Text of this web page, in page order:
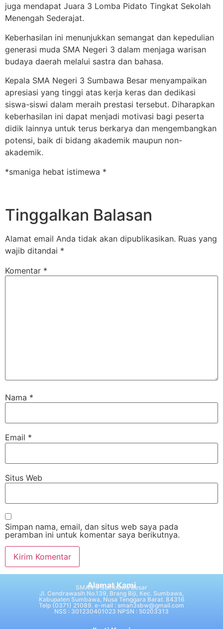
juga mendapat Juara 3 Lomba Pidato Tingkat Sekolah
Menengah Sederajat.
Keberhasilan ini menunjukkan semangat dan kepedulian
generasi muda SMA Negeri 3 dalam menjaga warisan
budaya daerah melalui sastra dan bahasa.
Kepala SMA Negeri 3 Sumbawa Besar menyampaikan
apresiasi yang tinggi atas kerja keras dan dedikasi
siswa-siswi dalam meraih prestasi tersebut. Diharapkan
keberhasilan ini dapat menjadi motivasi bagi peserta
didik lainnya untuk terus berkarya dan mengembangkan
potensi, baik di bidang akademik maupun non-
akademik.
*smaniga hebat istimewa *
Tinggalkan Balasan
Alamat email Anda tidak akan dipublikasikan. Ruas yang
wajib ditandai *
Komentar *
Nama *
Email *
Situs Web
Simpan nama, email, dan situs web saya pada
peramban ini untuk komentar saya berikutnya.
Alamat Kami
SMAN 3 Sumbawa Besar
Jl. Cendrawasih No.139, Brang Biji, Kec. Sumbawa,
Kabupaten Sumbawa, Nusa Tenggara Barat. 84316
Telp (0371) 21089. e-mail : sman3sbw@gmail.com
NSS : 301230401023 NPSN : 50203313